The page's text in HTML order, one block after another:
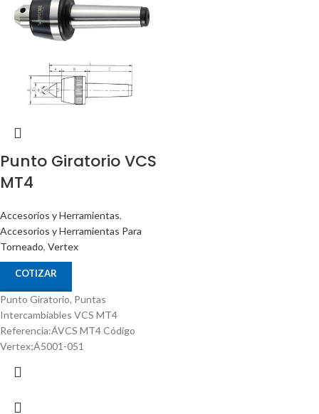
entrega.
Punto Giratorio VCS
MT4
Accesorios y Herramientas,
Accesorios y Herramientas Para
Torneado, Vertex
COTIZAR
Punto Giratorio, Puntas
Intercambiables VCS MT4
Referencia:ÁVCS MT4 Código
Vertex;Á5001-051